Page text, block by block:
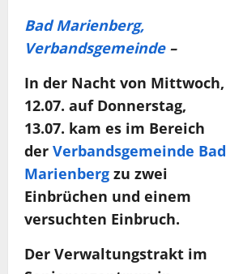
Bad Marienberg,
Verbandsgemeinde–
In der Nacht von Mittwoch,
12.07. auf Donnerstag,
13.07. kam es im Bereich
der Verbandsgemeinde Bad
Marienberg zu zwei
Einbrüchen und einem
versuchten Einbruch.
Der Verwaltungstrakt im